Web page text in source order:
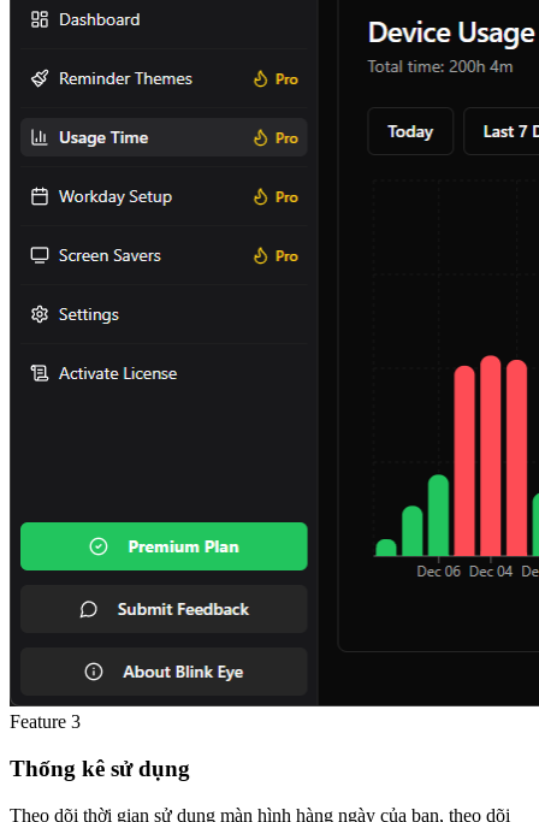
Feature 3
Thống kê sử dụng
Theo dõi thời gian sử dụng màn hình hàng ngày của bạn, theo dõi